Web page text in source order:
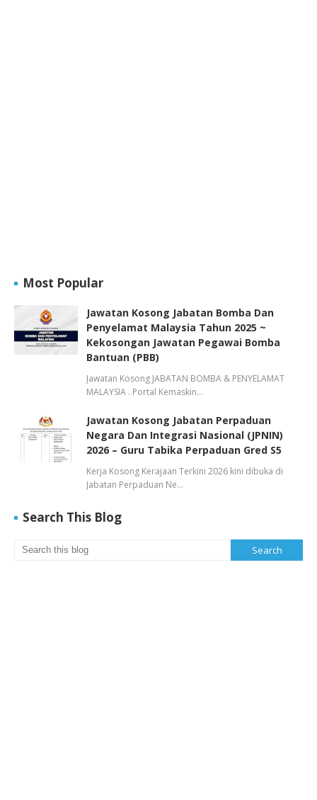
Most Popular
Jawatan Kosong Jabatan Bomba Dan
Penyelamat Malaysia Tahun 2025 ~
Kekosongan Jawatan Pegawai Bomba
Bantuan (PBB)
Jawatan Kosong JABATAN BOMBA & PENYELAMAT
MALAYSIA . Portal Kemaskin…
Jawatan Kosong Jabatan Perpaduan
Negara Dan Integrasi Nasional (JPNIN)
2026 – Guru Tabika Perpaduan Gred S5
Kerja Kosong Kerajaan Terkini 2026 kini dibuka di
Jabatan Perpaduan Ne…
Search This Blog